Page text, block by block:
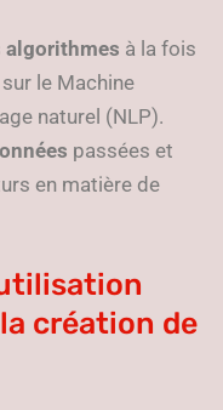
algorithmes à la fois
le Machine
naturel (NLP).
passées et
en matière de
création de